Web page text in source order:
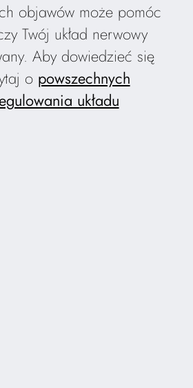
objawów może pomóc
Twój układ nerwowy
Aby dowiedzieć się
o powszechnych
układu